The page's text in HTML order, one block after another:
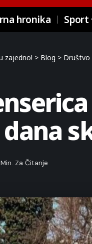
hronika Sport
zajedno! > Blog > Društvo
Za Čitanje